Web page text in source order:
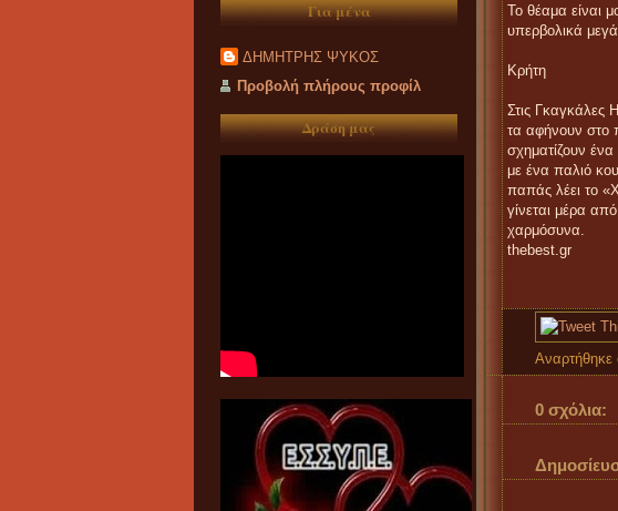
Για μένα
ΔΗΜΗΤΡΗΣ ΨΥΚΟΣ
Προβολή πλήρους προφίλ
Δράση μας
Το θέαμα είναι
υπερβολικά
Κρήτη
Στις Γκαγκάλες
τα αφήνουν στο
σχηματίζουν
με ένα παλιό
παπάς λέει το
γίνεται μέρα
χαρμόσυνα.
thebest.gr
0 σχόλια: